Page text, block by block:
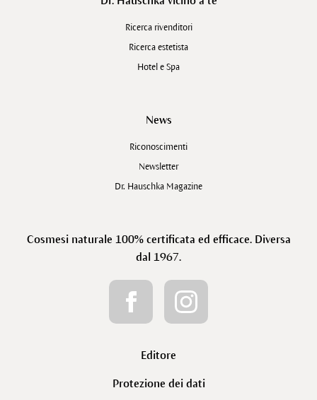
Ricerca rivenditori
Ricerca estetista
Hotel e Spa
News
Riconoscimenti
Newsletter
Dr. Hauschka Magazine
Cosmesi naturale 100% certificata ed efficace. Diversa
dal 1967.
Editore
Protezione dei dati